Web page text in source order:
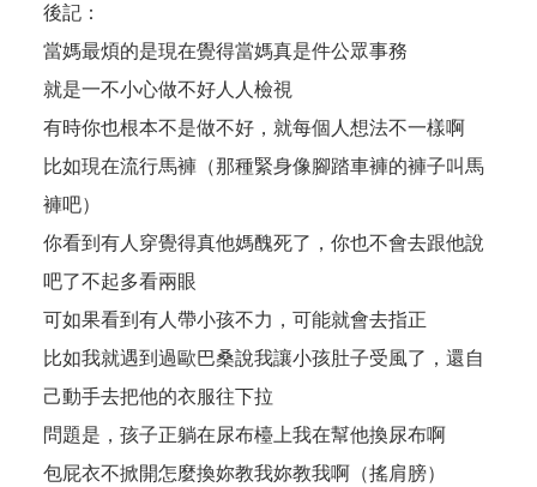
後記：
當媽最煩的是現在覺得當媽真是件公眾事務
就是一不小心做不好人人檢視
有時你也根本不是做不好，就每個人想法不一樣啊
比如現在流行馬褲（那種緊身像腳踏車褲的褲子叫馬
褲吧）
你看到有人穿覺得真他媽醜死了，你也不會去跟他說
吧了不起多看兩眼
可如果看到有人帶小孩不力，可能就會去指正
比如我就遇到過歐巴桑說我讓小孩肚子受風了，還自
己動手去把他的衣服往下拉
問題是，孩子正躺在尿布檯上我在幫他換尿布啊
包屁衣不掀開怎麼換妳教我妳教我啊（搖肩膀）